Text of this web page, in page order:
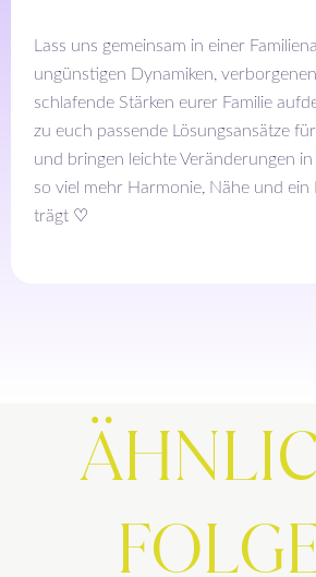
Lass uns gemeinsam in einer
ungünstigen Dynamiken,
schlafende Stärken eurer Familie
zu euch passende Lösungsansätze
und bringen leichte Veränderungen in
so viel mehr Harmonie, Nähe und ein
trägt ♡